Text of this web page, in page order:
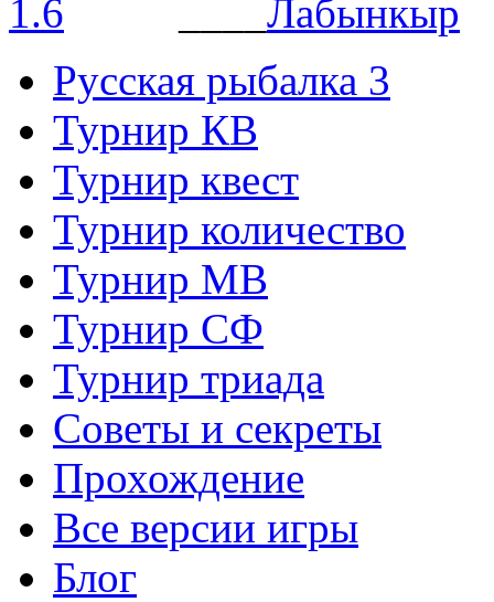
Русская рыбалка 3
Турнир КВ
Турнир квест
Турнир количество
Турнир МВ
Турнир СФ
Турнир триада
Советы и секреты
Прохождение
Все версии игры
Блог